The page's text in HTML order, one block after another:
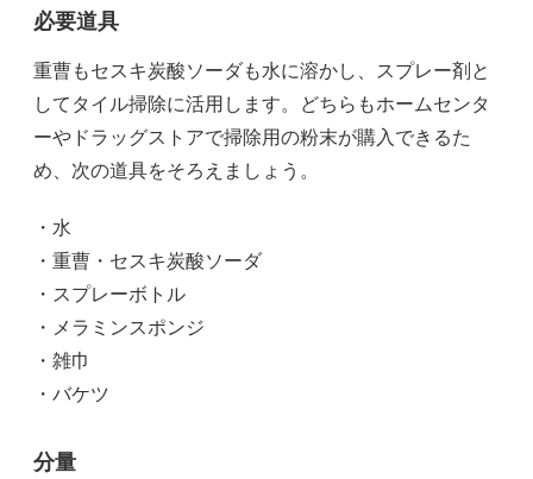
必要道具
重曹もセスキ炭酸ソーダも水に溶かし、スプレー剤と
してタイル掃除に活用します。どちらもホームセンタ
ーやドラッグストアで掃除用の粉末が購入できるた
め、次の道具をそろえましょう。
・水
・重曹・セスキ炭酸ソーダ
・スプレーボトル
・メラミンスポンジ
・雑巾
・バケツ
分量